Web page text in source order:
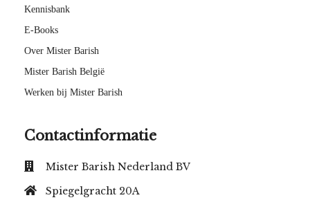
Kennisbank
E-Books
Over Mister Barish
Mister Barish België
Werken bij Mister Barish
Contactinformatie
Mister Barish Nederland BV
Spiegelgracht 20A